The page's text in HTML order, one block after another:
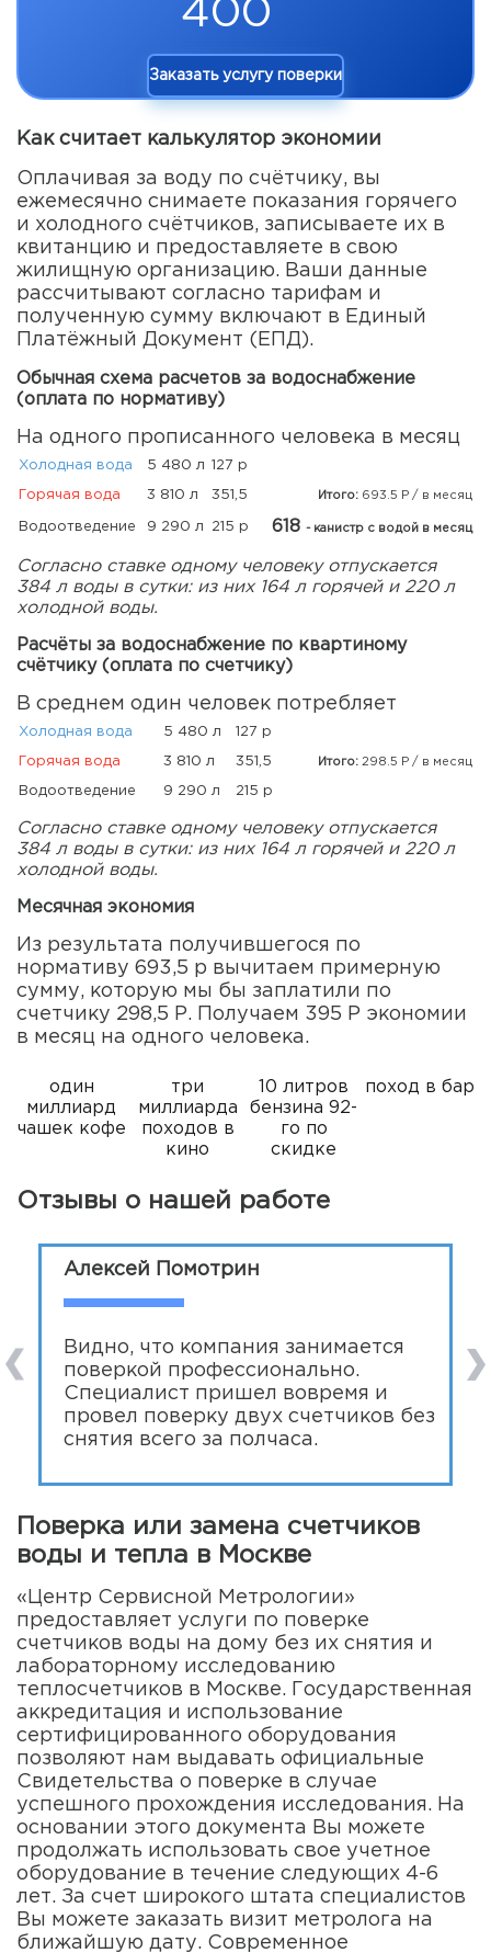
400
Заказать услугу поверки
Как считает калькулятор экономии
Оплачивая за воду по счётчику, вы
ежемесячно снимаете показания горячего
и холодного счётчиков, записываете их в
квитанцию и предоставляете в свою
жилищную организацию. Ваши данные
рассчитывают согласно тарифам и
полученную сумму включают в Единый
Платёжный Документ (ЕПД).
Обычная схема расчетов за водоснабжение
(оплата по нормативу)
На одного прописанного человека в месяц
Холодная вода 5 480 л 127 р
Горячая вода 3 810 л 351,5 Итого: 693.5 Р / в месяц
Водоотведение 9 290 л 215 р 618 - канистр с водой в месяц
Согласно ставке одному человеку отпускается
384 л воды в сутки: из них 164 л горячей и 220 л
холодной воды.
Расчёты за водоснабжение по квартиному
счётчику (оплата по счетчику)
В среднем один человек потребляет
Холодная вода 5 480 л 127 р
Горячая вода 3 810 л 351,5 Итого: 298.5 Р / в месяц
Водоотведение 9 290 л 215 р
Согласно ставке одному человеку отпускается
384 л воды в сутки: из них 164 л горячей и 220 л
холодной воды.
Месячная экономия
Из результата получившегося по
нормативу 693,5 р вычитаем примерную
сумму, которую мы бы заплатили по
счетчику 298,5 Р. Получаем 395 Р экономии
в месяц на одного человека.
один
миллиард
чашек кофе
три
миллиарда
походов в
кино
10 литров
бензина 92-
го по
скидке
поход в бар
Отзывы о нашей работе
Алексей Помотрин
Видно, что компания занимается
поверкой профессионально.
Специалист пришел вовремя и
провел поверку двух счетчиков без
снятия всего за полчаса.
Поверка или замена счетчиков
воды и тепла в Москве
«Центр Сервисной Метрологии»
предоставляет услуги по поверке
счетчиков воды на дому без их снятия и
лабораторному исследованию
теплосчетчиков в Москве. Государственная
аккредитация и использование
сертифицированного оборудования
позволяют нам выдавать официальные
Свидетельства о поверке в случае
успешного прохождения исследования. На
основании этого документа Вы можете
продолжать использовать свое учетное
оборудование в течение следующих 4-6
лет. За счет широкого штата специалистов
Вы можете заказать визит метролога на
ближайшую дату. Современное